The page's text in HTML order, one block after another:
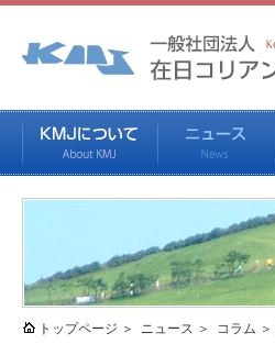
トップページ ニュース コラム